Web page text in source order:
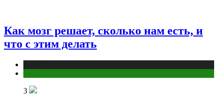
Как мозг решает, сколько нам есть, и
что с этим делать
3